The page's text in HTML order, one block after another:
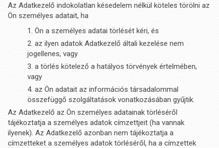
Az Adatkezelő indokolatlan késedelem nélkül köteles törölni az
Ön személyes adatait, ha
Ön a személyes adatai törlését kéri, és
az ilyen adatok Adatkezelő általi kezelése nem
jogellenes, vagy
a törlés kötelező a hatályos törvények értelmében,
vagy
az Ön adatait az információs társadalommal
összefüggő szolgáltatások vonatkozásában gyűjtik.
Az Adatkezelő az Ön személyes adatainak törléséről
tájékoztatja a személyes adatok címzettjeit (ha vannak
ilyenek). Az Adatkezelő azonban nem tájékoztatja a
címzetteket a személyes adatok törléséről, ha a címzettek